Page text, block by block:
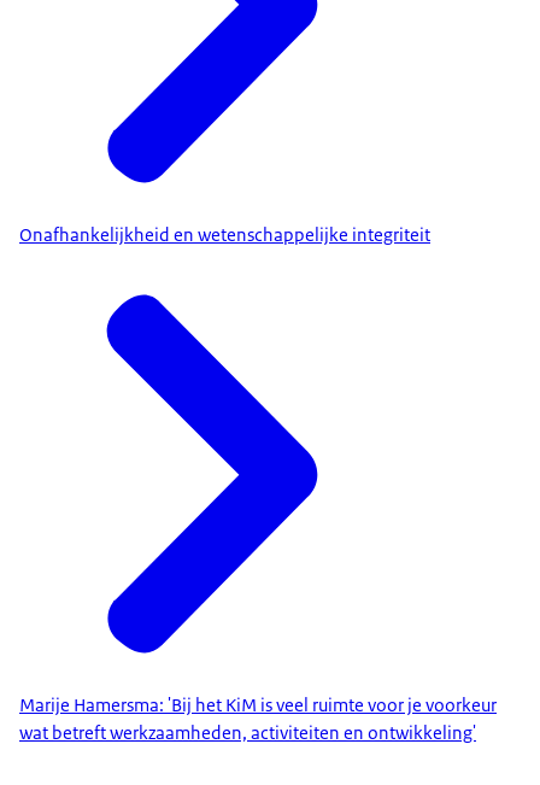
Onafhankelijkheid en wetenschappelijke integriteit
Marije Hamersma: 'Bij het KiM is veel ruimte voor je voorkeur
wat betreft werkzaamheden, activiteiten en ontwikkeling'